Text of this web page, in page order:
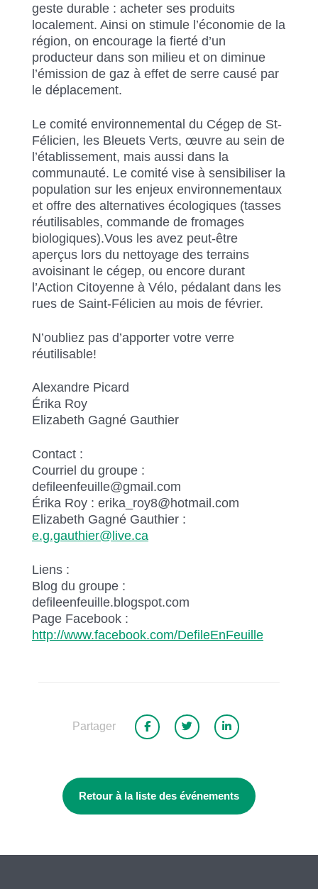
geste durable : acheter ses produits
localement. Ainsi on stimule l’économie de la
région, on encourage la fierté d’un
producteur dans son milieu et on diminue
l’émission de gaz à effet de serre causé par
le déplacement.
Le comité environnemental du Cégep de St-
Félicien, les Bleuets Verts, œuvre au sein de
l’établissement, mais aussi dans la
communauté. Le comité vise à sensibiliser la
population sur les enjeux environnementaux
et offre des alternatives écologiques (tasses
réutilisables, commande de fromages
biologiques).Vous les avez peut-être
aperçus lors du nettoyage des terrains
avoisinant le cégep, ou encore durant
l’Action Citoyenne à Vélo, pédalant dans les
rues de Saint-Félicien au mois de février.
N’oubliez pas d’apporter votre verre
réutilisable!
Alexandre Picard
Érika Roy
Elizabeth Gagné Gauthier
Contact :
Courriel du groupe :
defileenfeuille@gmail.com
Érika Roy : erika_roy8@hotmail.com
Elizabeth Gagné Gauthier :
e.g.gauthier@live.ca
Liens :
Blog du groupe :
defileenfeuille.blogspot.com
Page Facebook :
http://www.facebook.com/DefileEnFeuille
Partager
Retour à la liste des événements